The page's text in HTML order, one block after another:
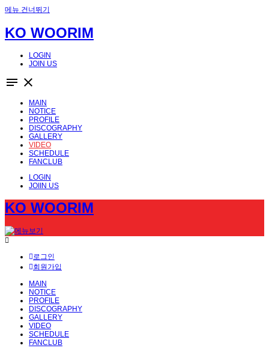
메뉴 건너뛰기
KO WOORIM
LOGIN
JOIN US
notes close
MAIN
NOTICE
PROFILE
DISCOGRAPHY
GALLERY
VIDEO
SCHEDULE
FANCLUB
LOGIN
JOIIN US
KO WOORIM
로그인
회원가입
MAIN
NOTICE
PROFILE
DISCOGRAPHY
GALLERY
VIDEO
SCHEDULE
FANCLUB